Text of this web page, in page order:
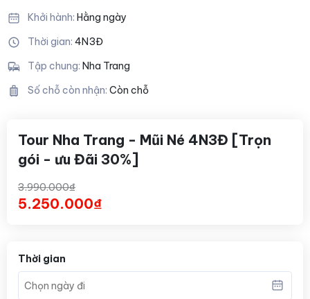
Khởi hành: Hằng ngày
Thời gian: 4N3Đ
Tập chung: Nha Trang
Số chỗ còn nhận: Còn chỗ
Tour Nha Trang - Mũi Né 4N3Đ [Trọn
gói - ưu Đãi 30%]
3.990.000₫
5.250.000₫
Thời gian